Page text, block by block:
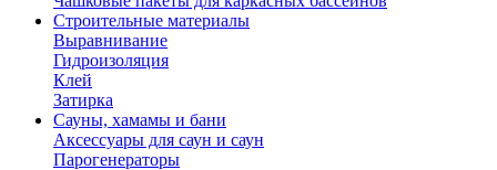
Строительные материалы
Выравнивание
Гидроизоляция
Клей
Затирка
Сауны, хамамы и бани
Аксессуары для саун и саун
Парогенераторы